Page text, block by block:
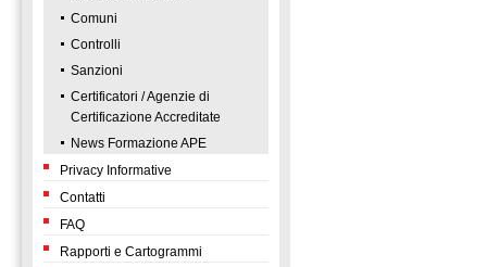
Comuni
Controlli
Sanzioni
Certificatori / Agenzie di
Certificazione Accreditate
News Formazione APE
Privacy Informative
Contatti
FAQ
Rapporti e Cartogrammi